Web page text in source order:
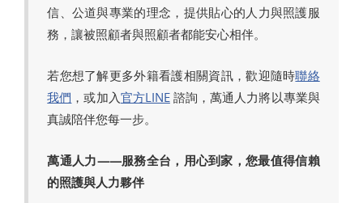
信、公道與專業的理念，提供貼心的人力與照護服
務，讓被照顧者與照顧者都能安心相伴。
若您想了解更多外籍看護相關資訊，歡迎隨時聯絡
我們 ，或加入官方LINE諮詢，萬通人力將以專業與
真誠陪伴您每一步。
萬通人力——服務全台，用心到家，您最值得信賴
的照護與人力夥伴